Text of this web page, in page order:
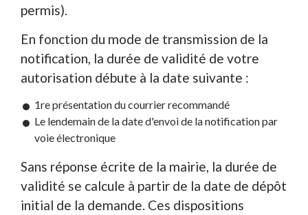
permis).
En fonction du mode de transmission de la
notification, la durée de validité de votre
autorisation débute à la date suivante :
1représentation du courrier recommandé
Le lendemain de la date d'envoi de la notification par
voie électronique
Sans réponse écrite de la mairie, la durée de
validité se calcule à partir de la date de dépôt
initial de la demande. Ces dispositions